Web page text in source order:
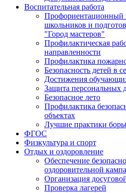
Воспитательная работа
Профориентационный
школьников и
"Город мастеров"
Профилактическая
направленности
Профилактика
Безопасность детей в
Достижения
Защита персональных
Безопасное лето
Профилактика
объектах
Лучшие практики
ФГОС
Физкультура и спорт
Отдых и оздоровление
Обеспечение
оздоровительной
Организация
Проверка лагерей